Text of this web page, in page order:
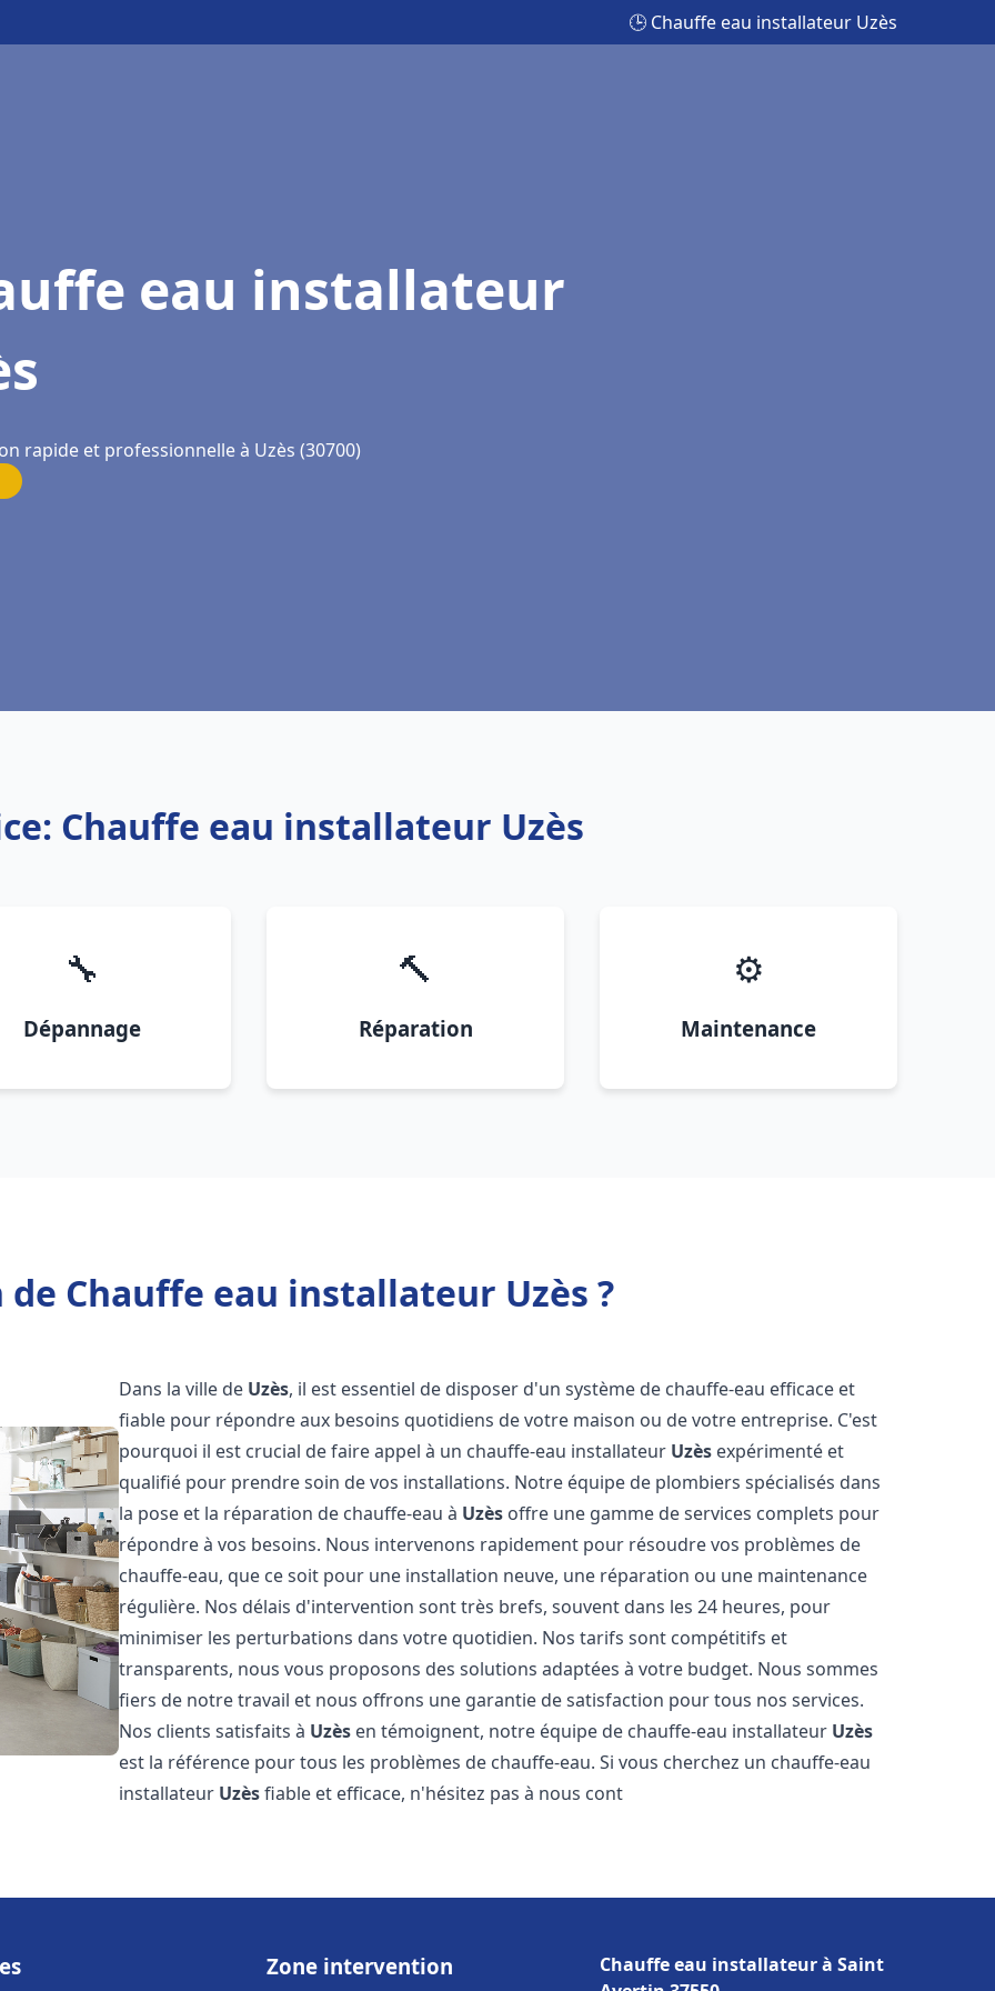
🕒 Chauffe eau installateur Uzès
eau installateur
rapide et professionnelle à Uzès (30700)
Chauffe eau installateur Uzès
🔧
Dépannage
🔨
Réparation
⚙️
Maintenance
de Chauffe eau installateur Uzès ?
Dans la ville de Uzès, il est essentiel de disposer d'un système de chauffe-eau efficace et
fiable pour répondre aux besoins quotidiens de votre maison ou de votre entreprise. C'est
pourquoi il est crucial de faire appel à un chauffe-eau installateur Uzès expérimenté et
qualifié pour prendre soin de vos installations. Notre équipe de plombiers spécialisés dans
la pose et la réparation de chauffe-eau à Uzès offre une gamme de services complets pour
répondre à vos besoins. Nous intervenons rapidement pour résoudre vos problèmes de
chauffe-eau, que ce soit pour une installation neuve, une réparation ou une maintenance
régulière. Nos délais d'intervention sont très brefs, souvent dans les 24 heures, pour
minimiser les perturbations dans votre quotidien. Nos tarifs sont compétitifs et
transparents, nous vous proposons des solutions adaptées à votre budget. Nous sommes
fiers de notre travail et nous offrons une garantie de satisfaction pour tous nos services.
Nos clients satisfaits à Uzès en témoignent, notre équipe de chauffe-eau installateur Uzès
est la référence pour tous les problèmes de chauffe-eau. Si vous cherchez un chauffe-eau
installateur Uzèsfiable et efficace, n'hésitez pas à nous cont
Zone intervention
Chauffe eau installateur à Saint